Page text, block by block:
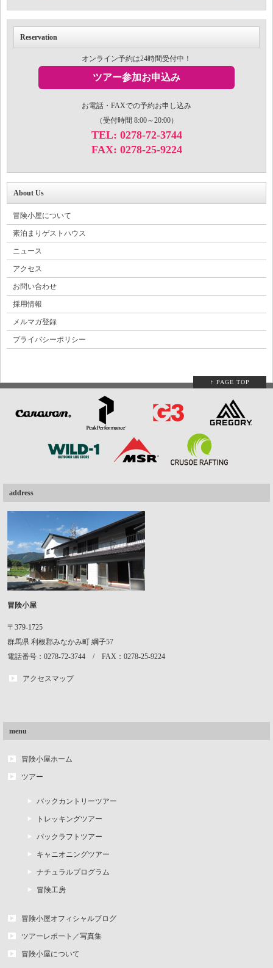
Reservation
オンライン予約は24時間受付中！
ツアー参加お申込み
お電話・FAXでの予約お申し込み
（受付時間 8:00～20:00）
TEL: 0278-72-3744
FAX: 0278-25-9224
About Us
冒険小屋について
素泊まりゲストハウス
ニュース
アクセス
お問い合わせ
採用情報
メルマガ登録
プライバシーポリシー
↑ PAGE TOP
address
冒険小屋
〒379-1725
群馬県 利根郡みなかみ町 綱子57
電話番号：0278-72-3744 / FAX：0278-25-9224
アクセスマップ
menu
冒険小屋ホーム
ツアー
バックカントリーツアー
トレッキングツアー
パックラフトツアー
キャニオニングツアー
ナチュラルプログラム
冒険工房
冒険小屋オフィシャルブログ
ツアーレポート／写真集
冒険小屋について